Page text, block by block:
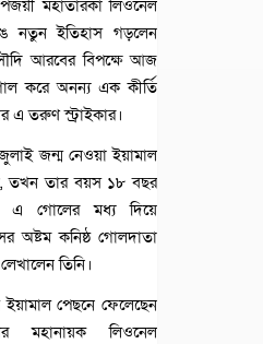
মহাতারকা লিওনেল
নতুন ইতিহাস গড়লেন
আরবের বিপক্ষে আজ
করে অনন্য এক কীর্তি
এ তরুণ স্ট্রাইকার।
জন্ম নেওয়া ইয়ামাল
তখন তার বয়স ১৮ বছর
গোলের মধ্য দিয়ে
অষ্টম কনিষ্ঠ গোলদাতা
তিনি।
পেছনে ফেলেছেন
মহানায়ক লিওনেল